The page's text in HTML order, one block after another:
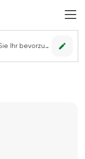
Kein Geschäft ausgewählt. Wählen Sie Ihr bevorzugtes Geschäft, um alle Angebote sehen zu können. edit